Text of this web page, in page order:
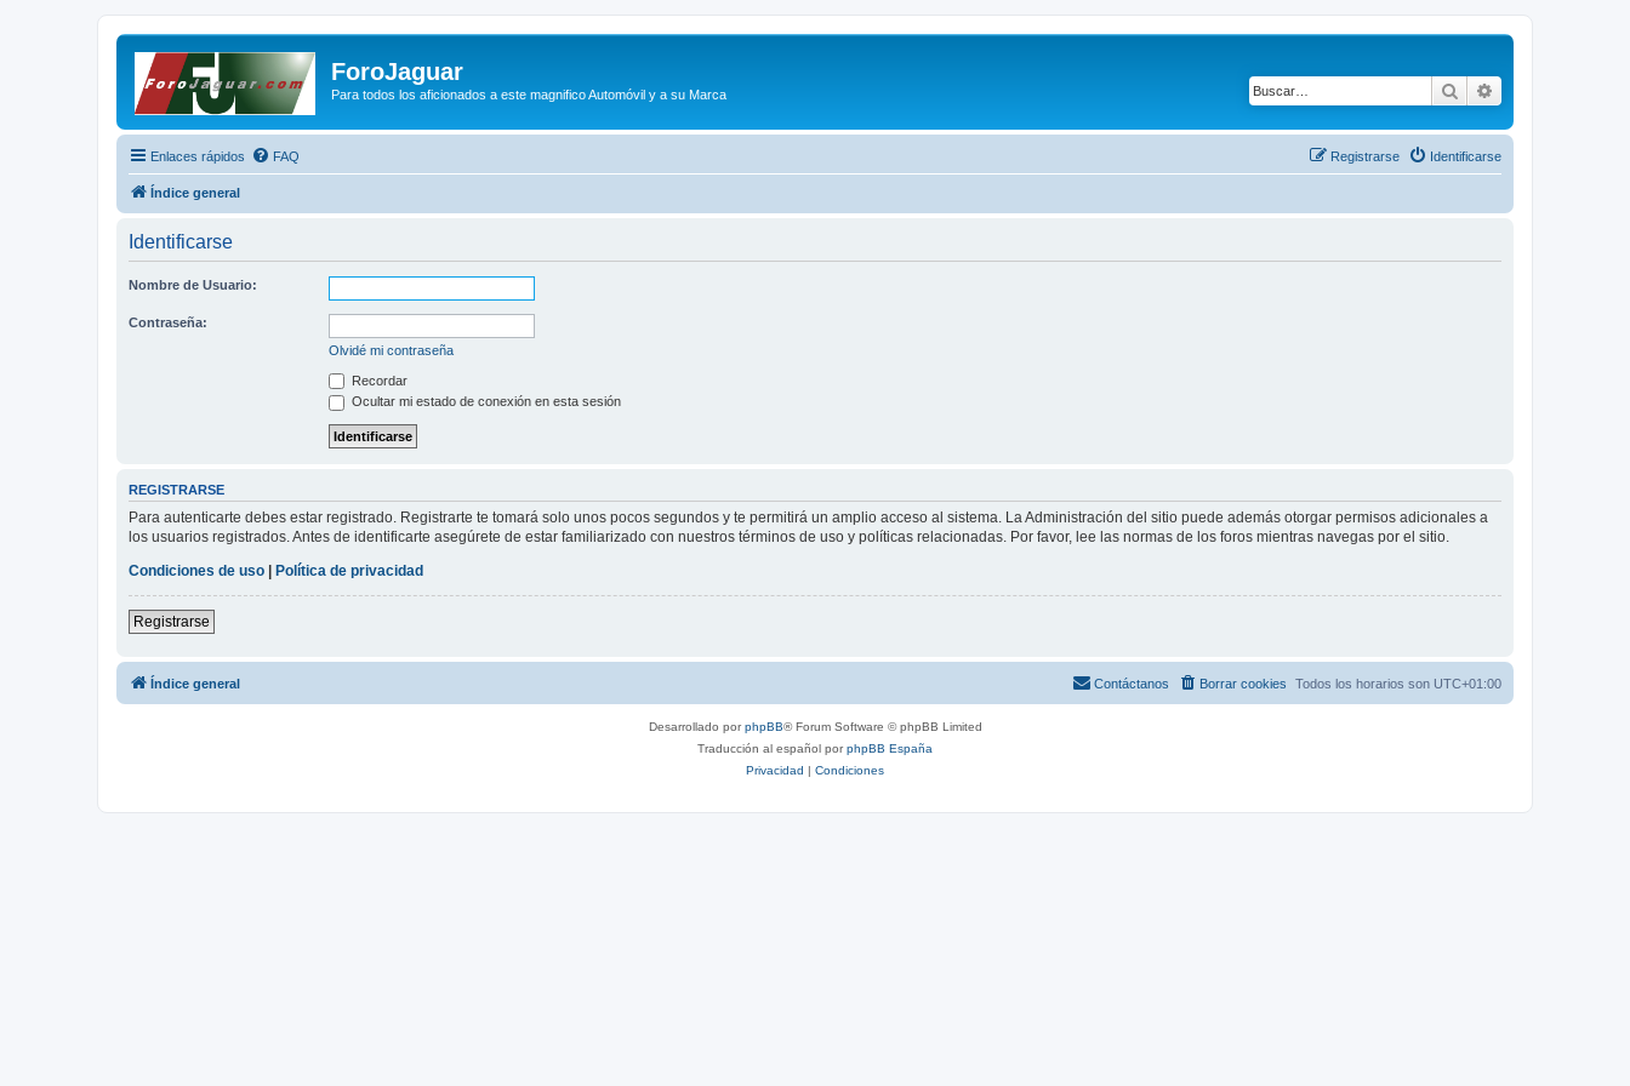
ForoJaguar
Para todos los aficionados a este magnifico Automóvil y a su Marca Buscar
Enlaces rápidos FAQ Identificarse
Registrarse
Índice general
Identificarse
Nombre de Usuario:
Contraseña:
Olvidé mi contraseña
Recordar
Ocultar mi estado de conexión en esta sesión
REGISTRARSE
Para autenticarte debes estar registrado. Registrarte te tomará solo unos pocos segundos y te permitirá un amplio acceso al sistema. La Administración del sitio puede además otorgar permisos adicionales a
los usuarios registrados. Antes de identificarte asegúrete de estar familiarizado con nuestros términos de uso y políticas relacionadas. Por favor, lee las normas de los foros mientras navegas por el sitio.
Condiciones de uso
Política de privacidad
Registrarse
Índice general Todos los horarios son UTC+01:00
Borrar cookies
Contáctanos
Desarrollado porphpBB® Forum Software © phpBB Limited
Traducción al español porphpBB España
Privacidad | Condiciones